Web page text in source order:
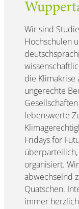
Wir sind
Hochschulen
die Klimakrise
ungerechte
lebenswerte
Fridays for
organisiert.
abwechselnd
Quatschen.
immer